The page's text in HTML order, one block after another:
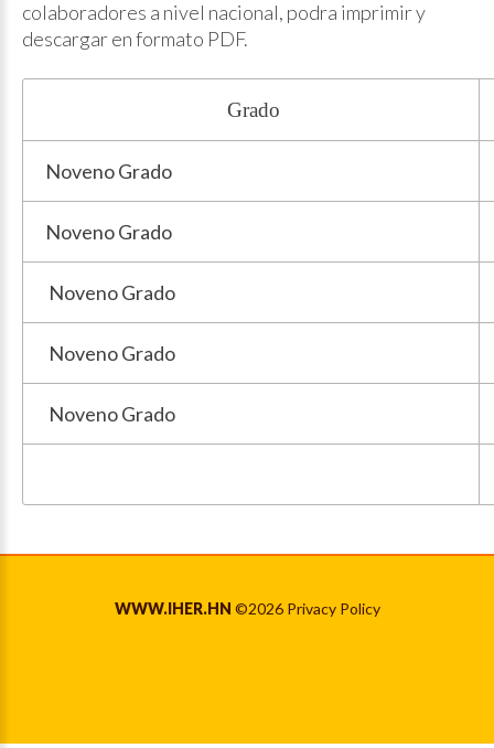
colaboradores a nivel nacional, podra imprimir y
descargar en formato PDF.
Grado
Noveno Grado
Noveno Grado
Noveno Grado
Noveno Grado
Noveno Grado
WWW.IHER.HN ©2026 Privacy Policy